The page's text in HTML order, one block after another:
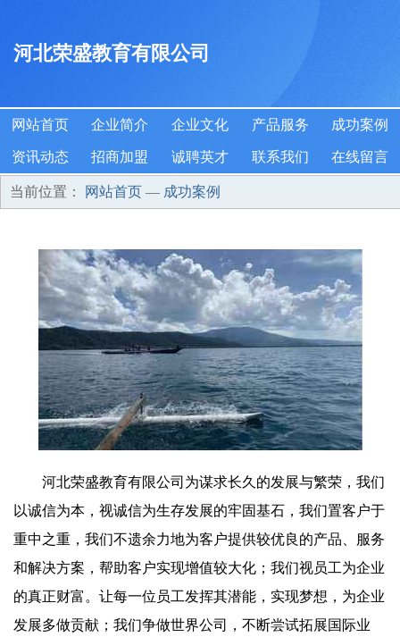
河北荣盛教育有限公司
网站首页 企业简介 企业文化 产品服务 成功案例
资讯动态 招商加盟 诚聘英才 联系我们 在线留言
当前位置： 网站首页 — 成功案例
河北荣盛教育有限公司为谋求长久的发展与繁荣，我们
以诚信为本，视诚信为生存发展的牢固基石，我们置客户于
重中之重，我们不遗余力地为客户提供较优良的产品、服务
和解决方案，帮助客户实现增值较大化；我们视员工为企业
的真正财富。让每一位员工发挥其潜能，实现梦想，为企业
发展多做贡献；我们争做世界公司，不断尝试拓展国际业